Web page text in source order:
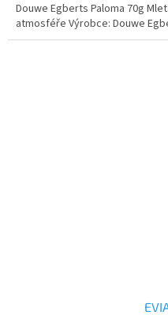
Douwe Egberts Paloma 70g
atmosféře Výrobce: Douwe